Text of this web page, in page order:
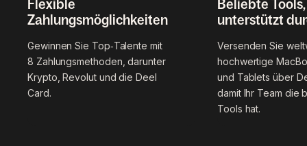
Flexible
Zahlungsmöglichkeiten
Gewinnen Sie Top‑Talente mit
8 Zahlungsmethoden, darunter
Krypto, Revolut und die Deel
Card.
Beliebte Tools,
unterstützt
Versenden Sie
hochwertige
und Tablets über
damit Ihr Team die
Tools hat.